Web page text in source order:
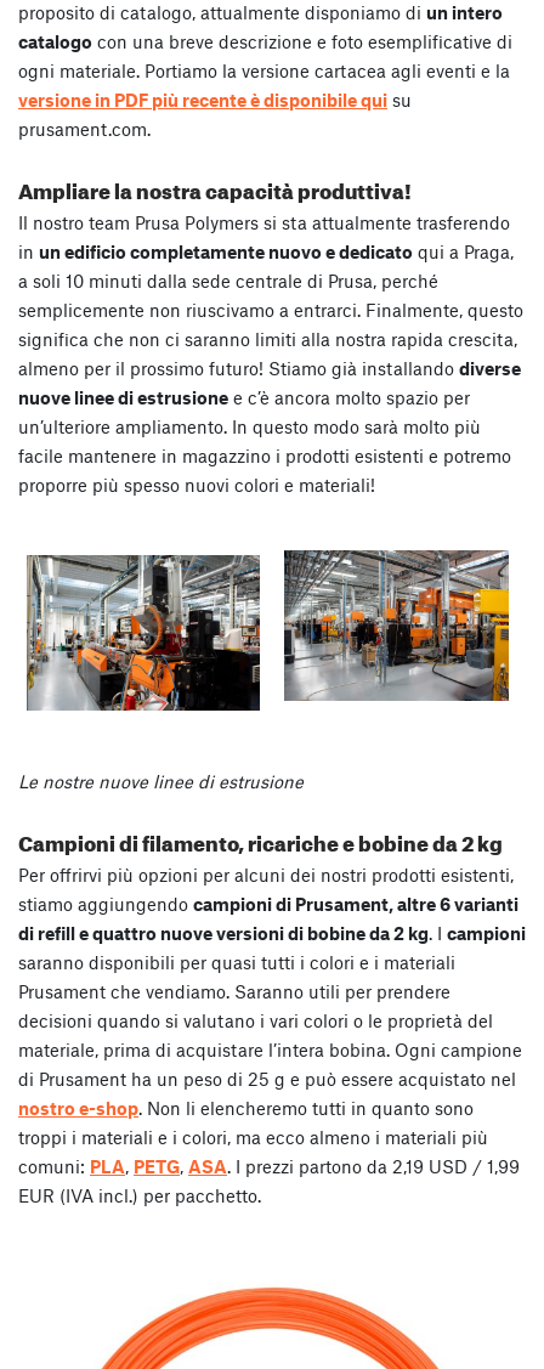
proposito di catalogo, attualmente disponiamo di un intero
catalogo con una breve descrizione e foto esemplificative di
ogni materiale. Portiamo la versione cartacea agli eventi e la
versione in PDF più recente è disponibile qui su
prusament.com.
Ampliare la nostra capacità produttiva!
Il nostro team Prusa Polymers si sta attualmente trasferendo
in un edificio completamente nuovo e dedicato qui a Praga,
a soli 10 minuti dalla sede centrale di Prusa, perché
semplicemente non riuscivamo a entrarci. Finalmente, questo
significa che non ci saranno limiti alla nostra rapida crescita,
almeno per il prossimo futuro! Stiamo già installando diverse
nuove linee di estrusione e c’è ancora molto spazio per
un’ulteriore ampliamento. In questo modo sarà molto più
facile mantenere in magazzino i prodotti esistenti e potremo
proporre più spesso nuovi colori e materiali!
Le nostre nuove linee di estrusione
Campioni di filamento, ricariche e bobine da 2 kg
Per offrirvi più opzioni per alcuni dei nostri prodotti esistenti,
stiamo aggiungendo campioni di Prusament, altre 6 varianti
di refill e quattro nuove versioni di bobine da 2 kg. I campioni
saranno disponibili per quasi tutti i colori e i materiali
Prusament che vendiamo. Saranno utili per prendere
decisioni quando si valutano i vari colori o le proprietà del
materiale, prima di acquistare l’intera bobina. Ogni campione
di Prusament ha un peso di 25 g e può essere acquistato nel
nostro e-shop. Non li elencheremo tutti in quanto sono
troppi i materiali e i colori, ma ecco almeno i materiali più
comuni: PLA, PETG, ASA. I prezzi partono da 2,19 USD / 1,99
EUR (IVA incl.) per pacchetto.